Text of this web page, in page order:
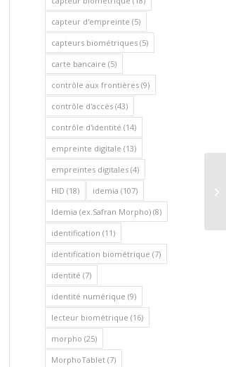
capteur d'empreinte (5)
capteurs biométriques (5)
carte bancaire (5)
contrôle aux frontières (9)
contrôle d'accès (43)
contrôle d'identité (14)
empreinte digitale (13)
empreintes digitales (4)
HID (18) idemia (107)
Idemia (ex.Safran Morpho) (8)
identification (11)
identification biométrique (7)
identité (7)
identité numérique (9)
lecteur biométrique (16)
morpho (25)
MorphoTablet (7)